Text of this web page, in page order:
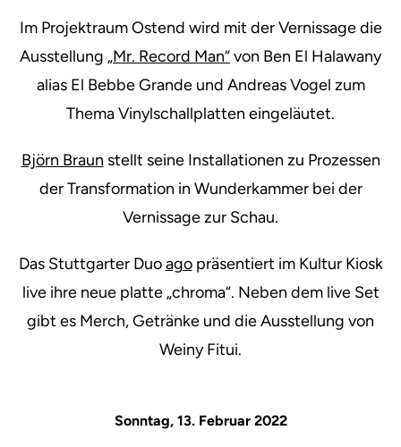
Im Projektraum Ostend wird mit der Vernissage die
Ausstellung „Mr. Record Man“von Ben El Halawany
alias El Bebbe Grande und Andreas Vogel zum
Thema Vinylschallplatten eingeläutet.
Björn Braun stellt seine Installationen zu Prozessen
der Transformation in Wunderkammer bei der
Vernissage zur Schau.
Das Stuttgarter Duoagopräsentiert im Kultur Kiosk
live ihre neue platte „chroma“. Neben dem live Set
gibt es Merch, Getränke und die Ausstellung von
Weiny Fitui.
Sonntag, 13. Februar 2022